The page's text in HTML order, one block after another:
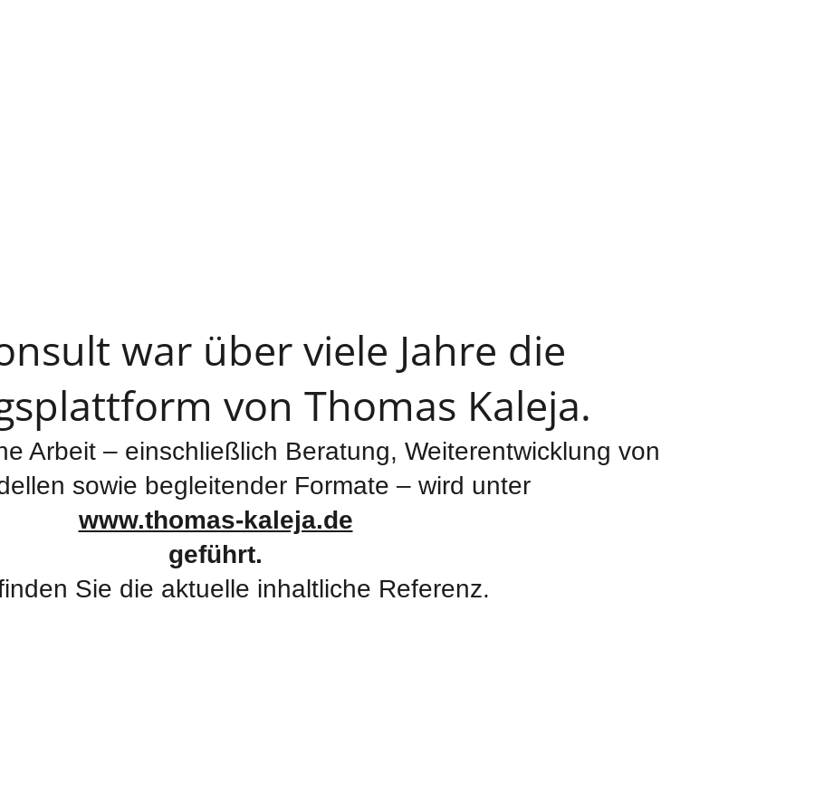
war über viele Jahre die
von Thomas Kaleja.
Arbeit – einschließlich Beratung, Weiterentwicklung von
sowie begleitender Formate – wird unter
www.thomas-kaleja.de
geführt.
Sie die aktuelle inhaltliche Referenz.